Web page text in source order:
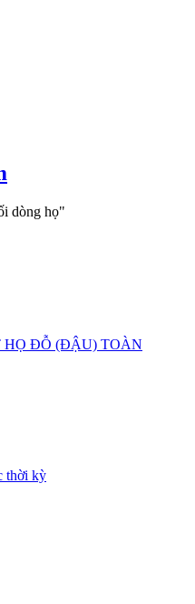
dòng họ"
HỌ ĐỖ (ĐẬU) TOÀN
thời kỳ